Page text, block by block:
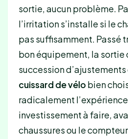
sortie, aucun problème.
l’irritation s’installe si le
pas suffisamment. Passé
bon équipement, la sortie
succession
cuissard de vélo bien
radicalement
investissement à faire,
chaussures ou le